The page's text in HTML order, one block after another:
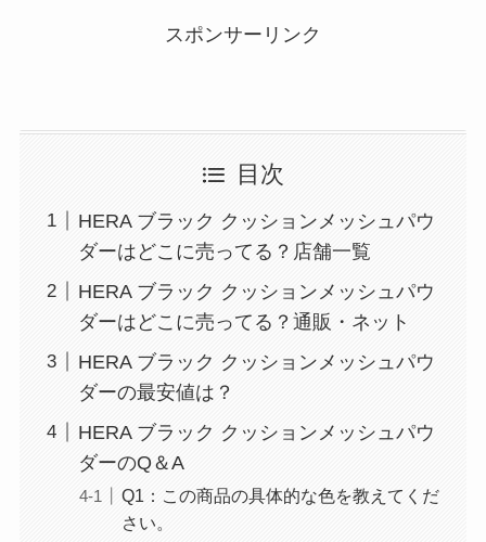
スポンサーリンク
目次
HERA ブラック クッションメッシュパウ
ダーはどこに売ってる？店舗一覧
HERA ブラック クッションメッシュパウ
ダーはどこに売ってる？通販・ネット
HERA ブラック クッションメッシュパウ
ダーの最安値は？
HERA ブラック クッションメッシュパウ
ダーのQ＆A
Q1：この商品の具体的な色を教えてくだ
さい。